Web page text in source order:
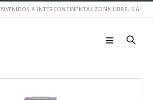
A INTERCONTINENTAL ZONA LIBRE, S.A.!